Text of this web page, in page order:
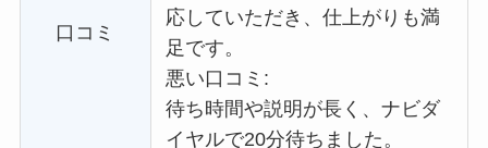
口コミ
応していただき、仕上がりも満
足です。
悪い口コミ:
待ち時間や説明が長く、ナビダ
イヤルで20分待ちました。